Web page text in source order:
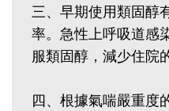
三、早期使用類固醇
率。急性上呼吸道感
服類固醇，減少住院
四、根據氣喘嚴重度